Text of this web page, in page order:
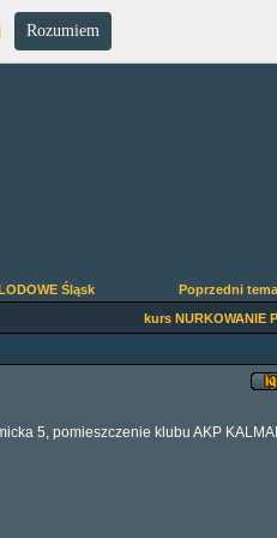
Śląsk Poprzedni
kurs NURKOWANIE
5, pomieszczenie klubu AKP
Rozumiem